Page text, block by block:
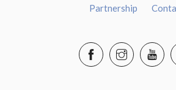
Partnership